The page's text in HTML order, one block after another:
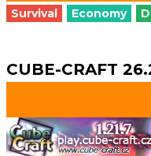
Survival Economy
CUBE-CRAFT